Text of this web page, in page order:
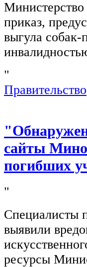
Министерство
приказ,
выгула
"
Правительство
сайты
погибших
"
Специалисты
выявили
ресурсы